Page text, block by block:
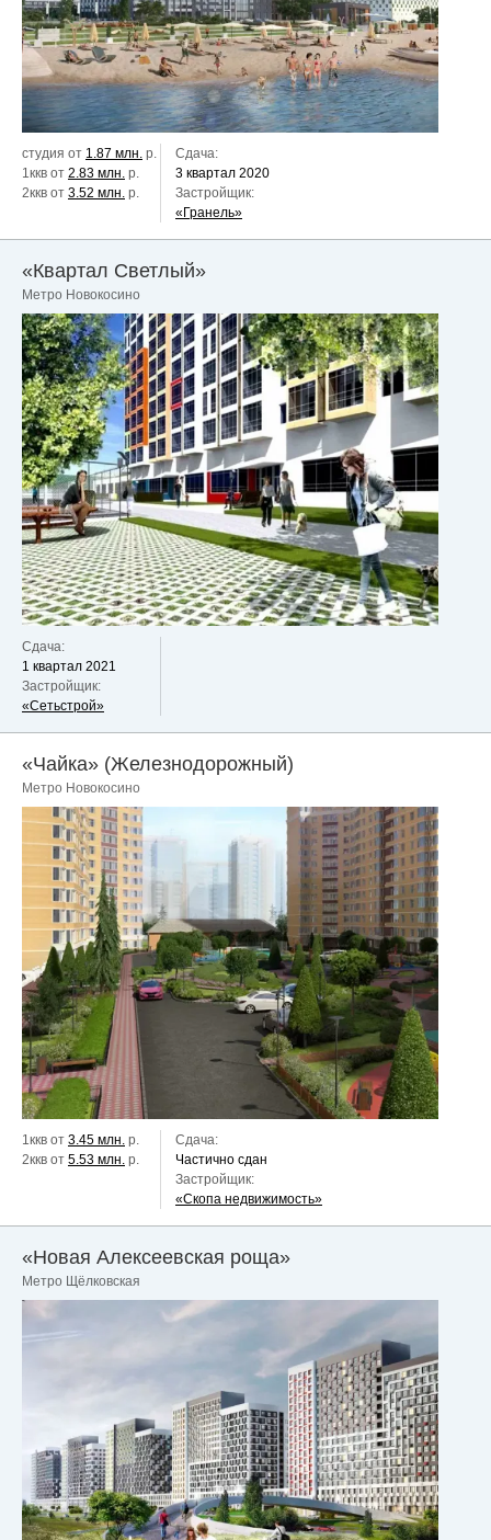
студия от 1.87 млн. р.
1ккв от 2.83 млн. р.
2ккв от 3.52 млн. р.
Сдача:
3 квартал 2020
Застройщик:
«Гранель»
«Квартал Светлый»
Метро Новокосино
Сдача:
1 квартал 2021
Застройщик:
«Сетьстрой»
«Чайка» (Железнодорожный)
Метро Новокосино
1ккв от 3.45 млн. р.
2ккв от 5.53 млн. р.
Сдача:
Частично сдан
Застройщик:
«Скопа недвижимость»
«Новая Алексеевская роща»
Метро Щёлковская